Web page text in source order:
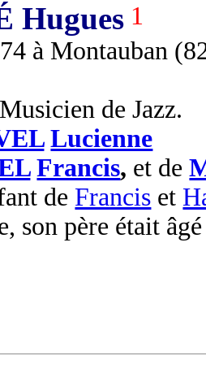
Hugues 1
à Montauban
de Jazz.
Lucienne
Francis, et de
de Francis et
son père était